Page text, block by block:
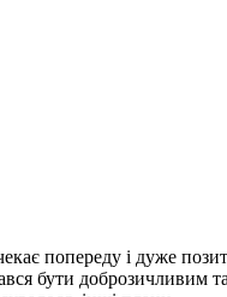
попереду і дуже
бути доброзичливим